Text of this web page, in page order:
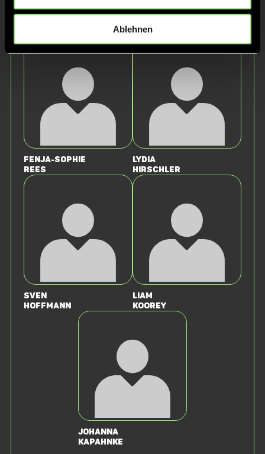
Ablehnen
Staff
Fenja-Sophie
Rees
Lydia
Hirschler
Sven
Hoffmann
Liam
Koorey
Johanna
Kapahnke